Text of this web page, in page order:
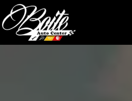
Panneau de gestion des cookies